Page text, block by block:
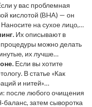
у вас проблемная
кислотой (BHA) — он
на сухое лицо,
Их описывают в
можно делать
их лучше
но в домашнем
с мягкими
Если вы хотите
В статье «Как
и нитей»
вакуумные
лучше проникают
после любого очищения
затем сыворотка